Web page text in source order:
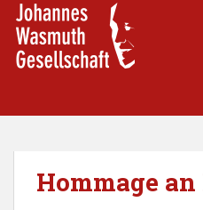
o
Hommage